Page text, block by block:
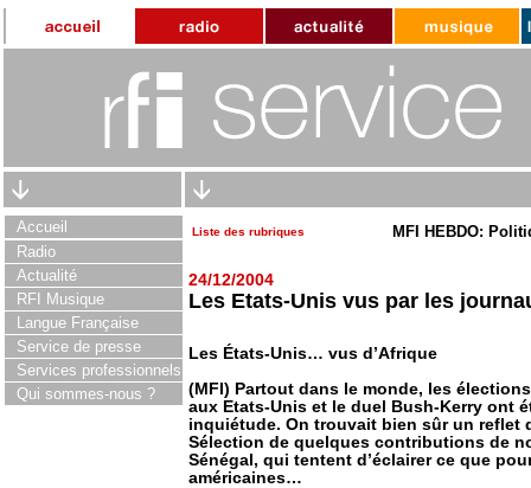
Accueil
Radio
Actualité
RFI Musique
Langue Française
Service de presse
Services professionnels
Qui sommes-nous ?
Liste des rubriques MFI HEBDO:
24/12/2004
Les Etats-Unis vus par les
Les États-Unis… vus d’Afrique
(MFI) Partout dans le monde, les
aux Etats-Unis et le duel Bush-Kerry ont
inquiétude. On trouvait bien sûr un reflet
Sélection de quelques contributions de
Sénégal, qui tentent d’éclairer ce que
américaines…